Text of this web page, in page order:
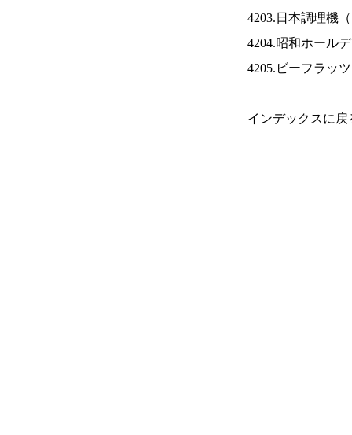
4203.日本調理機（
4204.昭和ホール
4205.ビーフラッ
インデックスに戻